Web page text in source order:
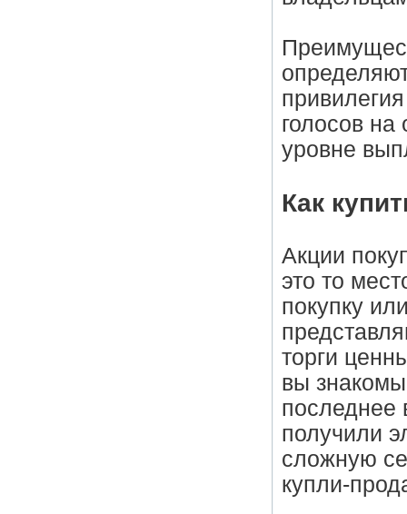
голосов
уровне
Как
Акции
это то
покупку
торги
вы знакомы
последнее
получили
сложную
купли-